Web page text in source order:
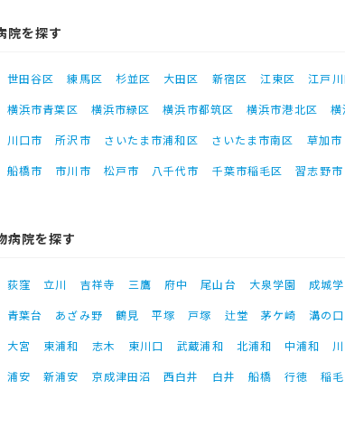
院を探す
世田谷区 練馬区 杉並区 大田区 新宿区 江東区 江戸
横浜市青葉区 横浜市緑区 横浜市都筑区 横浜市港北区 横
川口市 所沢市 さいたま市浦和区 さいたま市南区 草加市
船橋市 市川市 松戸市 八千代市 千葉市稲毛区 習志野市
病院を探す
荻窪 立川 吉祥寺 三鷹 府中 尾山台 大泉学園 成城
青葉台 あざみ野 鶴見 平塚 戸塚 辻堂 茅ケ崎
溝の口
大宮 東浦和 志木 東川口 武蔵浦和 北浦和 中浦和
浦安 新浦安 京成津田沼 西白井 白井 船橋 行徳 稲毛